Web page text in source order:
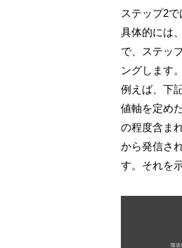
ステップ2
具体的には
で、ステッ
ングします。
例えば、下
値軸を定め
の程度含ま
から発信さ
す。それを